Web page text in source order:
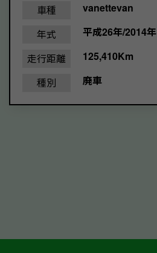
車種
vanettevan
年式
平成26年/2014年
走行距離
125,410Km
種別
廃車